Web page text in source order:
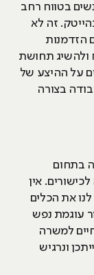
בטווח רחב
זה לא
הזדמנות
ולהשיג תחושת
על ההיצע של
בצורה
בתחום
אין
את הכלים
עוגמת נפש
למשרה
ונרגיש